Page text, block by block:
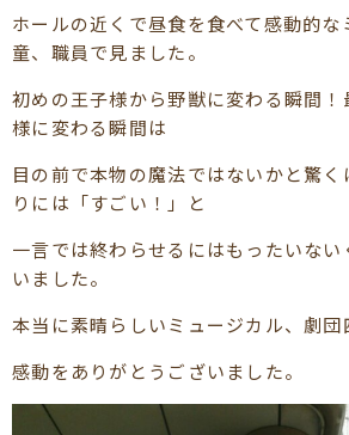
ホールの近くで昼食を食べて感動的
童、職員で見ました。
初めの王子様から野獣に変わる瞬間
様に変わる瞬間は
目の前で本物の魔法ではないかと驚
りには「すごい！」と
一言では終わらせるにはもったいな
いました。
本当に素晴らしいミュージカル、劇団
感動をありがとうございました。